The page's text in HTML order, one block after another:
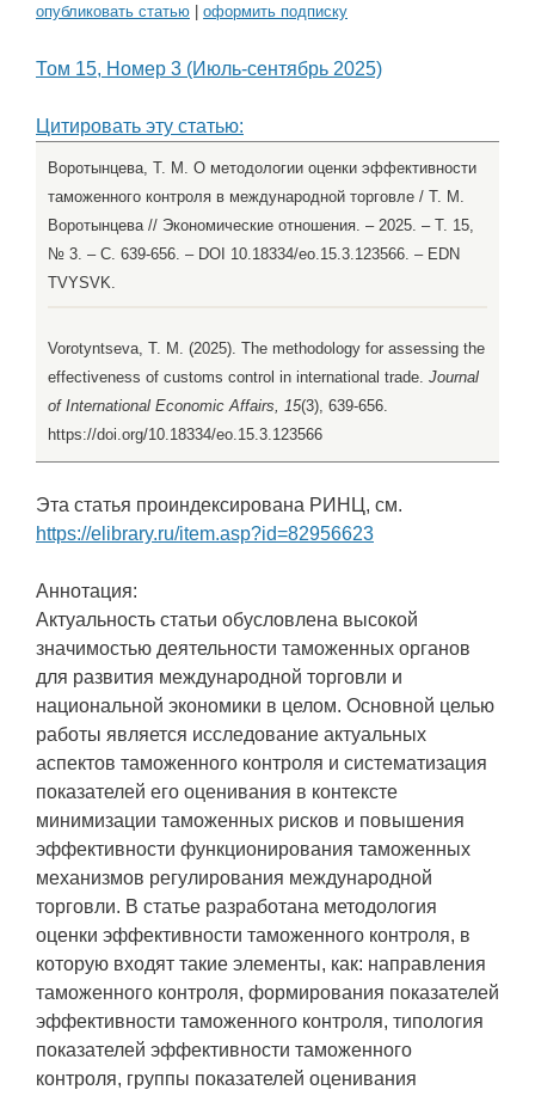
опубликовать статью оформить подписку
Том 15, Номер 3 (Июль-сентябрь 2025)
Цитировать эту статью:
Воротынцева, Т. М. О методологии оценки эффективности
таможенного контроля в международной торговле / Т. М.
Воротынцева // Экономические отношения. – 2025. – Т. 15,
№ 3. – С. 639-656. – DOI 10.18334/eo.15.3.123566. – EDN
TVYSVK.
Vorotyntseva, T. M. (2025). The methodology for assessing the
effectiveness of customs control in international trade. Journal
of International Economic Affairs, 15(3), 639-656.
https://doi.org/10.18334/eo.15.3.123566
Эта статья проиндексирована РИНЦ, см.
https://elibrary.ru/item.asp?id=82956623
Аннотация:
Актуальность статьи обусловлена высокой
значимостью деятельности таможенных органов
для развития международной торговли и
национальной экономики в целом. Основной целью
работы является исследование актуальных
аспектов таможенного контроля и систематизация
показателей его оценивания в контексте
минимизации таможенных рисков и повышения
эффективности функционирования таможенных
механизмов регулирования международной
торговли. В статье разработана методология
оценки эффективности таможенного контроля, в
которую входят такие элементы, как: направления
таможенного контроля, формирования показателей
эффективности таможенного контроля, типология
показателей эффективности таможенного
контроля, группы показателей оценивания